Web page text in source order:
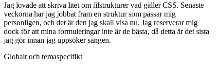
Jag lovade att skriva litet om filstrukturer vad gäller CSS. Senaste
veckorna har jag jobbat fram en struktur som passar mig
personligen, och det är den jag skall visa nu. Jag reserverar mig
dock för att mina formuleringar inte är de bästa, då detta är det sista
jag gör innan jag uppsöker sängen.
Globalt och temaspecifikt